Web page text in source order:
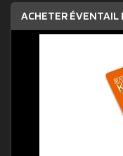
ACHETER ÉVENTAIL